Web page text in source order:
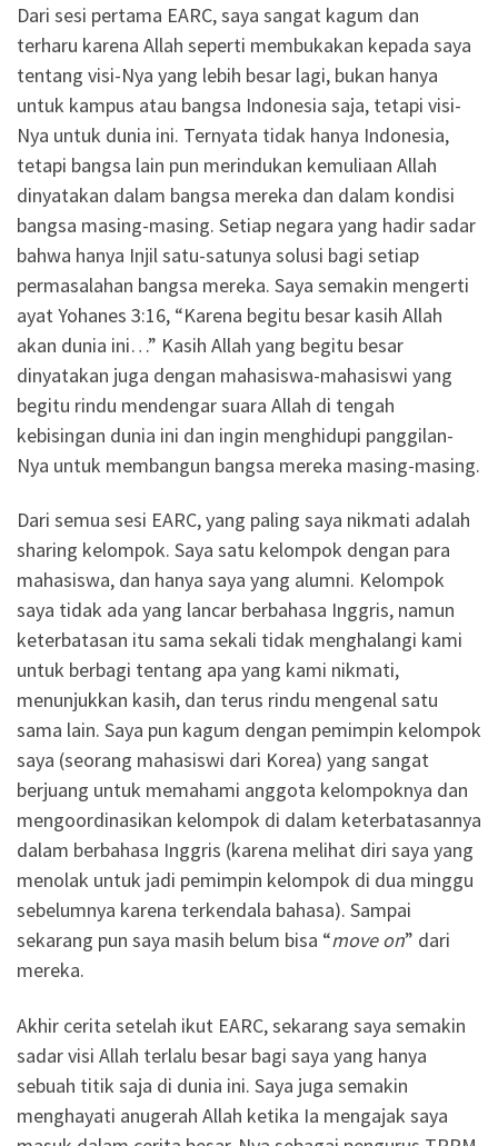
Dari sesi pertama EARC, saya sangat kagum dan
terharu karena Allah seperti membukakan kepada saya
tentang visi-Nya yang lebih besar lagi, bukan hanya
untuk kampus atau bangsa Indonesia saja, tetapi visi-
Nya untuk dunia ini. Ternyata tidak hanya Indonesia,
tetapi bangsa lain pun merindukan kemuliaan Allah
dinyatakan dalam bangsa mereka dan dalam kondisi
bangsa masing-masing. Setiap negara yang hadir sadar
bahwa hanya Injil satu-satunya solusi bagi setiap
permasalahan bangsa mereka. Saya semakin mengerti
ayat Yohanes 3:16, “Karena begitu besar kasih Allah
akan dunia ini…” Kasih Allah yang begitu besar
dinyatakan juga dengan mahasiswa-mahasiswi yang
begitu rindu mendengar suara Allah di tengah
kebisingan dunia ini dan ingin menghidupi panggilan-
Nya untuk membangun bangsa mereka masing-masing.
Dari semua sesi EARC, yang paling saya nikmati adalah
sharing kelompok. Saya satu kelompok dengan para
mahasiswa, dan hanya saya yang alumni. Kelompok
saya tidak ada yang lancar berbahasa Inggris, namun
keterbatasan itu sama sekali tidak menghalangi kami
untuk berbagi tentang apa yang kami nikmati,
menunjukkan kasih, dan terus rindu mengenal satu
sama lain. Saya pun kagum dengan pemimpin kelompok
saya (seorang mahasiswi dari Korea) yang sangat
berjuang untuk memahami anggota kelompoknya dan
mengoordinasikan kelompok di dalam keterbatasannya
dalam berbahasa Inggris (karena melihat diri saya yang
menolak untuk jadi pemimpin kelompok di dua minggu
sebelumnya karena terkendala bahasa). Sampai
sekarang pun saya masih belum bisa “move on” dari
mereka.
Akhir cerita setelah ikut EARC, sekarang saya semakin
sadar visi Allah terlalu besar bagi saya yang hanya
sebuah titik saja di dunia ini. Saya juga semakin
menghayati anugerah Allah ketika Ia mengajak saya